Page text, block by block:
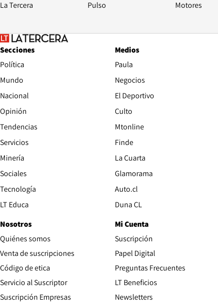
La Tercera Pulso Motores
Secciones
Política
Mundo
Nacional
Opinión
Tendencias
Servicios
Minería
Sociales
Tecnología
LT Educa
Medios
Paula
Negocios
El Deportivo
Culto
Mtonline
Finde
La Cuarta
Glamorama
Auto.cl
Duna CL
Nosotros
Quiénes somos
Venta de suscripciones
Código de etica Opens in new window
Servicio al Suscriptor
Suscripción Empresas
Mi Cuenta
Suscripción
Papel Digital
Preguntas Frecuentes
LT Beneficios
Newsletters